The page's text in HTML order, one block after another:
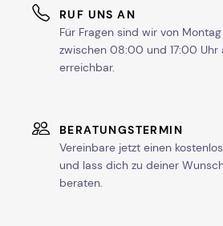
RUF UNS AN
Für Fragen sind wir von
zwischen 08:00 und 17:00
erreichbar.
BERATUNGSTERMIN
Vereinbare jetzt einen
und lass dich zu deiner
beraten.